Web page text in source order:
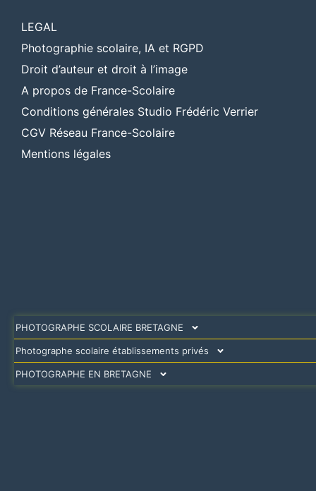
LEGAL
Photographie scolaire, IA et RGPD
Droit d’auteur et droit à l’image
A propos de France-Scolaire
Conditions générales Studio Frédéric Verrier
CGV Réseau France-Scolaire
Mentions légales
PHOTOGRAPHE SCOLAIRE BRETAGNE
Photographe scolaire établissements privés
PHOTOGRAPHE EN BRETAGNE